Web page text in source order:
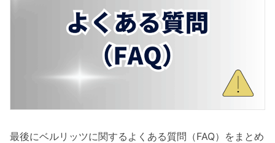
最後にベルリッツに関するよくある質問（FAQ）をまとめ